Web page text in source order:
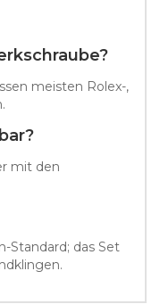
meisten Rolex-,
mit den
Standard; das Set